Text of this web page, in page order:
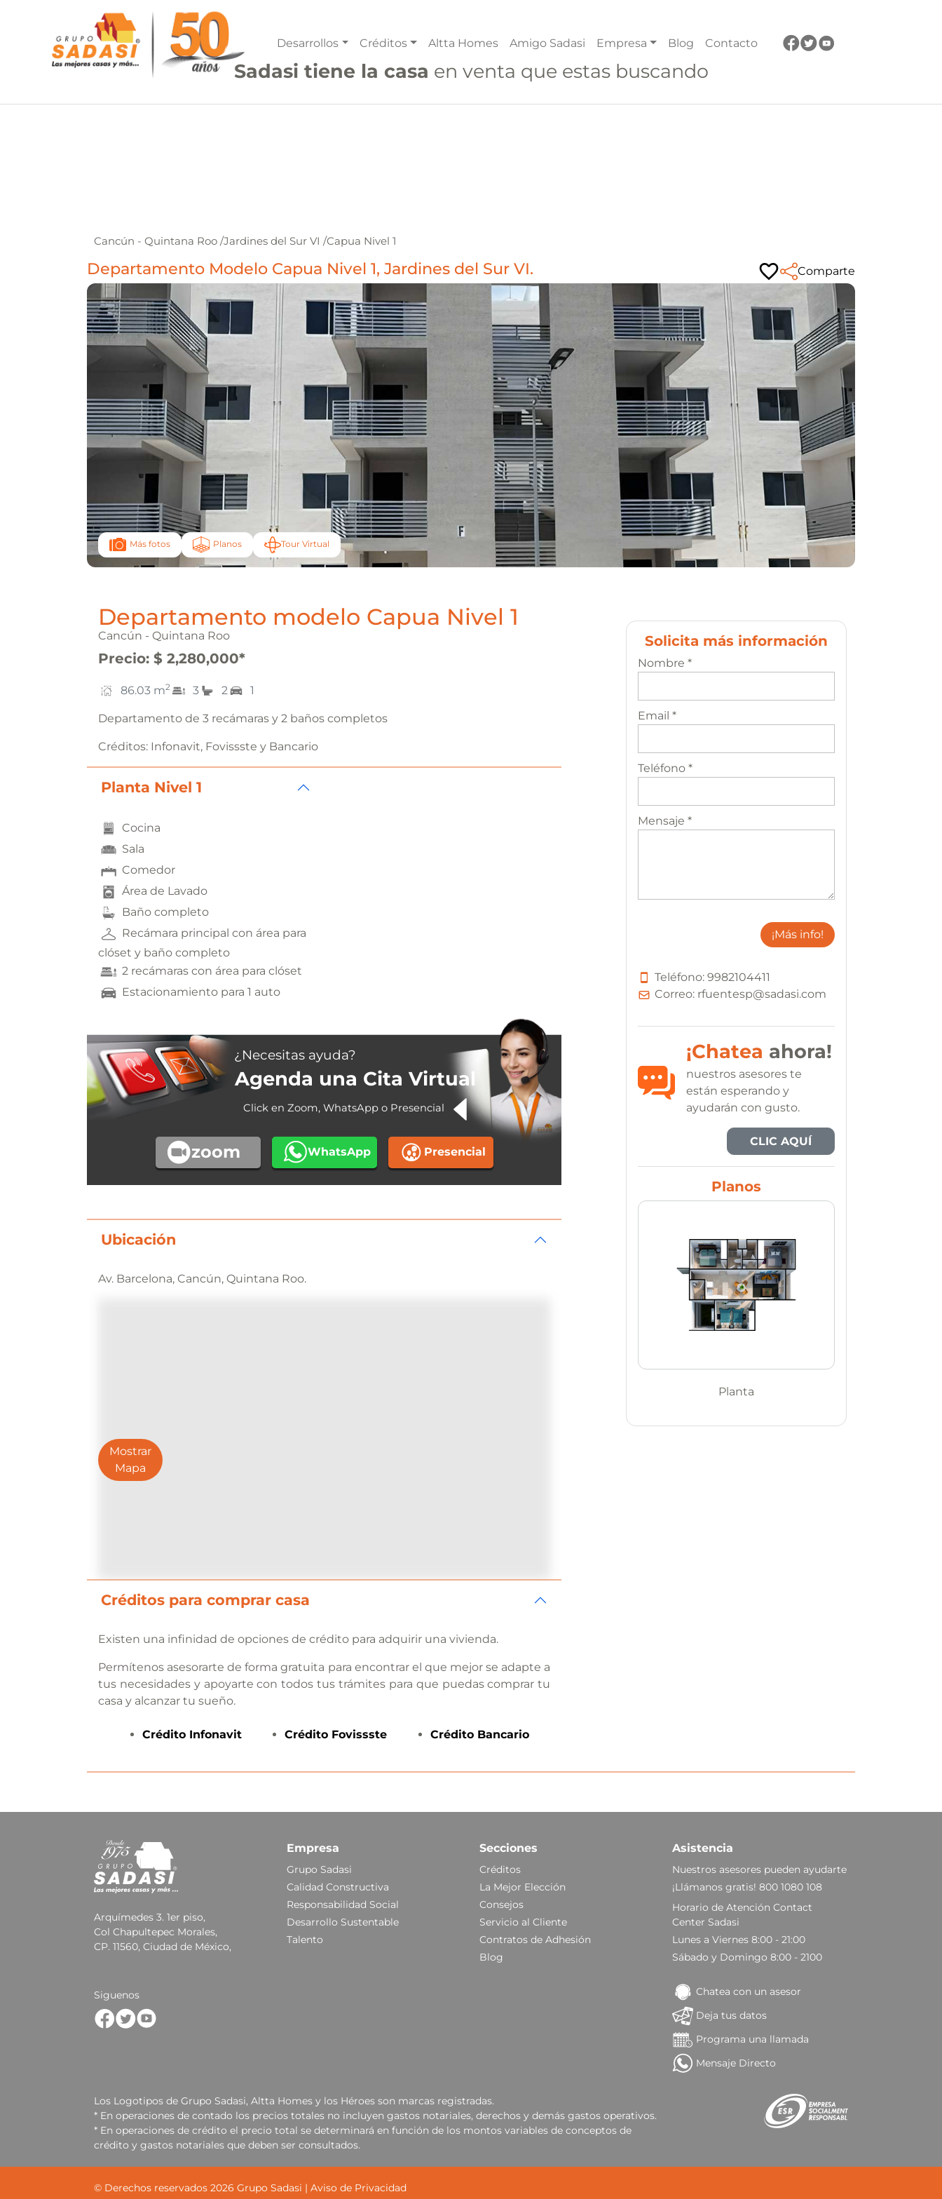
Desarrollos Créditos Altta Homes Amigo Sadasi Empresa Blog Contacto
Sadasi tiene la casa en venta que estas buscando
Cancún - Quintana Roo /Jardines del Sur VI /Capua Nivel 1
Departamento Modelo Capua Nivel 1, Jardines del Sur VI. Comparte
Más fotos Planos Tour Virtual
Departamento modelo Capua Nivel 1
Cancún - Quintana Roo
Precio: $ 2,280,000*
86.03 m2 3 2 1
Departamento de 3 recámaras y 2 baños completos
Créditos: Infonavit, Fovissste y Bancario
Planta Nivel 1
Cocina
Sala
Comedor
Área de Lavado
Baño completo
Recámara principal con área para
clóset y baño completo
2 recámaras con área para clóset
Estacionamiento para 1 auto
¿Necesitas ayuda?
Agenda una Cita Virtual
Click en Zoom, WhatsApp o Presencial
zoom WhatsApp Presencial
Ubicación
Av. Barcelona, Cancún, Quintana Roo.
Mostrar
Mapa
Créditos para comprar casa
Existen una infinidad de opciones de crédito para adquirir una vivienda.
Permítenos asesorarte de forma gratuita para encontrar el que mejor se adapte a
tus necesidades y apoyarte con todos tus trámites para que puedas comprar tu
casa y alcanzar tu sueño.
Crédito Infonavit Crédito Fovissste Crédito Bancario
Solicita más información
Nombre *
Email *
Teléfono *
Mensaje *
¡Más info!
Teléfono:9982104411
Correo: rfuentesp@sadasi.com
¡Chatea ahora!
nuestros asesores te
están esperando y
ayudarán con gusto.
CLIC AQUÍ
Planos
Planta
Arquímedes 3. 1er piso,
Col Chapultepec Morales,
CP. 11560, Ciudad de México,
Siguenos
Empresa
Grupo Sadasi
Calidad Constructiva
Responsabilidad Social
Desarrollo Sustentable
Talento
Secciones
Créditos
La Mejor Elección
Consejos
Servicio al Cliente
Contratos de Adhesión
Blog
Asistencia
Nuestros asesores pueden ayudarte
¡Llámanos gratis! 800 1080 108
Horario de Atención Contact
Center Sadasi
Lunes a Viernes 8:00 - 21:00
Sábado y Domingo 8:00 - 2100
Chatea con un asesor
Deja tus datos
Programa una llamada
Mensaje Directo
Los Logotipos de Grupo Sadasi, Altta Homes y los Héroes son marcas registradas.
* En operaciones de contado los precios totales no incluyen gastos notariales, derechos y demás gastos operativos.
* En operaciones de crédito el precio total se determinará en función de los montos variables de conceptos de
crédito y gastos notariales que deben ser consultados.
© Derechos reservados2026 Grupo Sadasi | Aviso de Privacidad